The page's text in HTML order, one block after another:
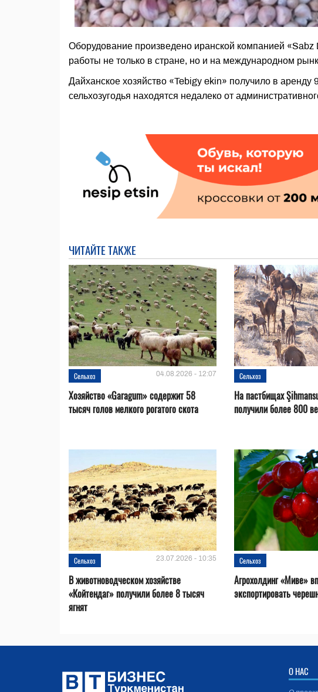
Оборудование произведено иранской компанией
работы не только в стране, но и на международном
Дайханское хозяйство «Tebigy ekin» получило в аренду
сельхозугодья находятся недалеко от
ЧИТАЙТЕ ТАКЖЕ
Сельхоз 04.08.2026 - 12:07
Хозяйство «Garagum» содержит 58
тысяч голов мелкого рогатого скота
Сельхоз
На пастбищах
получили более 800
Сельхоз 23.07.2026 - 10:35
В животноводческом хозяйстве
«Койтендаг» получили более 8 тысяч
ягнят
Сельхоз
Агрохолдинг «Миве»
экспортировать
О НАС